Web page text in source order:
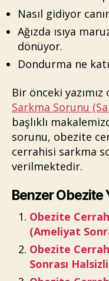
Nasıl gidiyor
Ağızda ısıya
dönüyor.
Dondurma ne katı
Bir önceki yazımız
Sarkma Sorunu
başlıklı
sorunu, obezite
cerrahisi sarkma
verilmektedir.
Benzer Obezite
Obezite
(Ameliyat
Obezite
Sonrası